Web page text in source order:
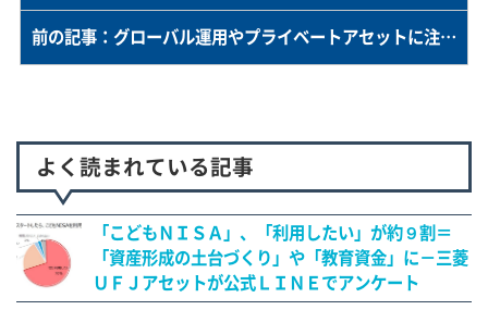
前の記事：グローバル運用やプライベートアセットに注力＝三井住友DSアセットマネジメントの荻原社長
よく読まれている記事
「こどもＮＩＳＡ」、「利用したい」が約９割＝
「資産形成の土台づくり」や「教育資金」に－三菱
ＵＦＪアセットが公式ＬＩＮＥでアンケート